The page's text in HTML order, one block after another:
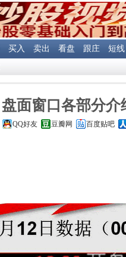
买入 卖出 看盘 跟庄 短线
盘面窗口各部分介
QQ好友 豆瓣网 百度贴吧